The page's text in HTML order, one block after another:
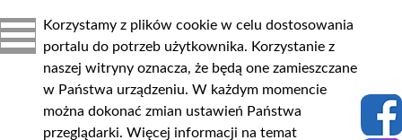
Korzystamy z plików cookie w celu dostosowania
portalu do potrzeb użytkownika. Korzystanie z
naszej witryny oznacza, że będą one zamieszczane
w Państwa urządzeniu. W każdym momencie
można dokonać zmian ustawień Państwa
przeglądarki. Więcej informacji na temat